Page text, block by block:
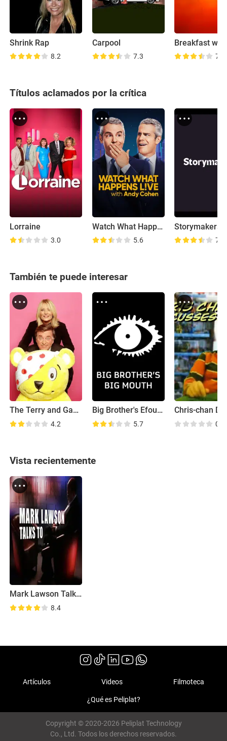
Shrink Rap
8.2
Carpool
7.3 7.6
Títulos aclamados por la crítica
Lorraine
3.0
Watch What Happens Live with Andy Cohen
5.6
Storymakers
7.3
También te puede interesar
The Terry and Gaby Show
4.2
Big Brother's Efourum
5.7 0.0
Vista recientemente
Mark Lawson Talks to...
8.4
Artículos Videos Filmoteca
¿Qué es Peliplat?
Copyright © 2020-2026 Peliplat Technology
Co., Ltd. Todos los derechos reservados.